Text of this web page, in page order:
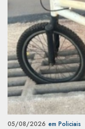
05/08/2026 em Policiais